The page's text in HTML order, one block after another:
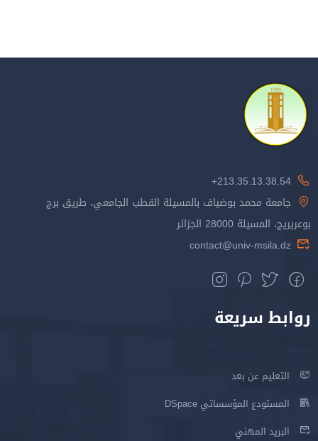
213.35.13.38.54+
جامعة محمد بوضياف بالمسيلة القطب الجامعي، طريق برج
بوعريريج، المسيلة 28000 الجزائر
contact@univ-msila.dz
روابط سريعة
التعليم عن بعد
المستودع المؤسساتي DSpace
البريد المهني